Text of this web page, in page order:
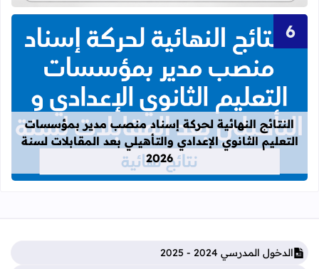
قراءة المزيد عن النتائج النهائية
النتائج النهائية لحركة إسناد منصب مدير بمؤسسات
التعليم الثانوي الإعدادي والتأهيلي بعد المقابلات لسنة
2026
الدخول المدرسي 2024 - 2025